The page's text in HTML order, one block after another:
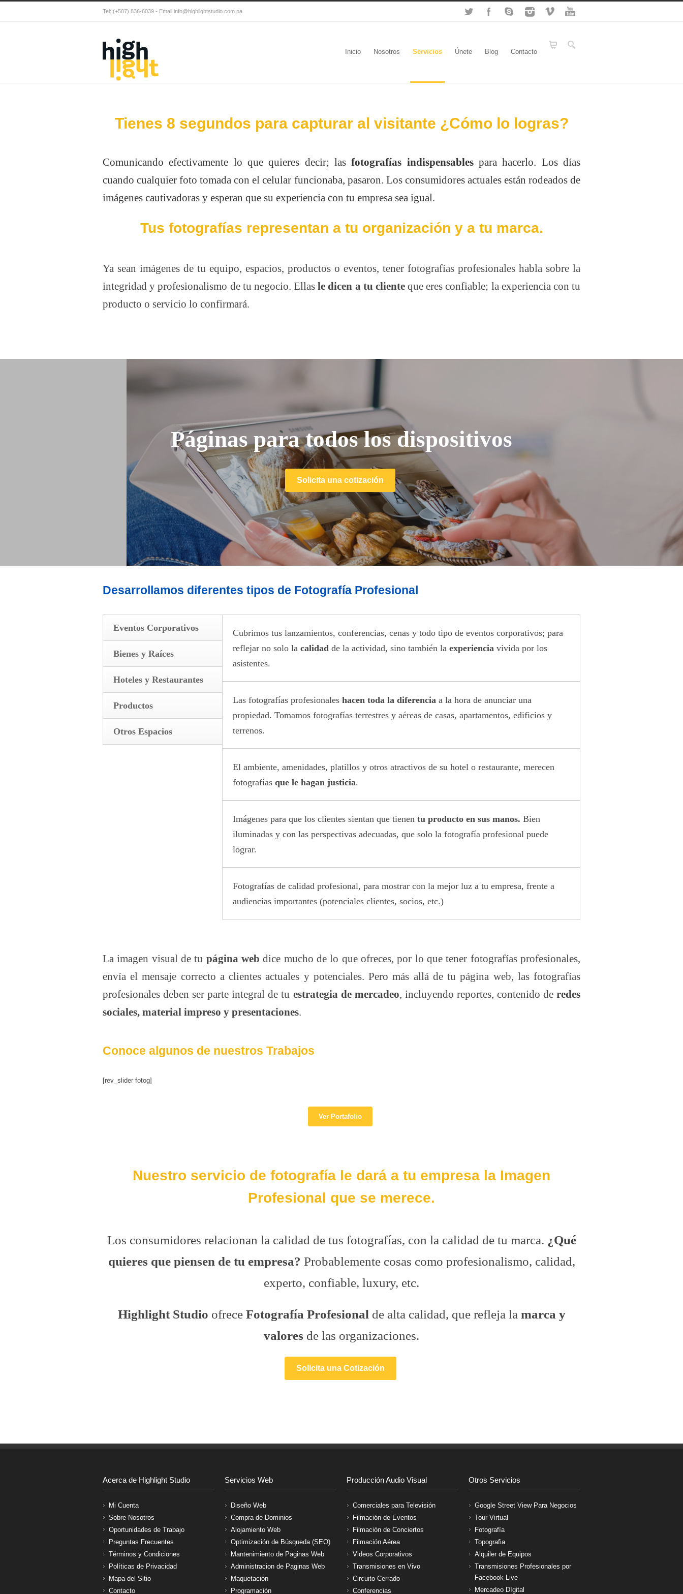
Tel: (+507) 836-6039 - Email info@highlightstudio.com.pa
Inicio Nosotros Servicios Únete Blog Contacto
Tienes 8 segundos para capturar al visitante ¿Cómo lo logras?
Comunicando efectivamente lo que quieres decir; lasfotografías indispensablespara hacerlo. Los días
cuando cualquier foto tomada con el celular funcionaba, pasaron. Los consumidores actuales están rodeados de
imágenes cautivadoras y esperan que su experiencia con tu empresa sea igual.
Tus fotografías representan a tu organización y a tu marca.
Ya sean imágenes de tu equipo, espacios, productos o eventos, tener fotografías profesionales habla sobre la
integridad y profesionalismo de tu negocio. Ellasle dicen a tu clienteque eres confiable; la experiencia con tu
producto o servicio lo confirmará.
Páginas para todos los dispositivos
Solicita una cotización
Desarrollamos diferentes tipos de Fotografía Profesional
Eventos Corporativos
Bienes y Raíces
Hoteles y Restaurantes
Productos
Otros Espacios
Cubrimos tus lanzamientos, conferencias, cenas y todo tipo de eventos corporativos; para
reflejar no solo la calidad de la actividad, sino también la experiencia vivida por los
asistentes.
Las fotografías profesionales hacen toda la diferencia a la hora de anunciar una
propiedad. Tomamos fotografías terrestres y aéreas de casas, apartamentos, edificios y
terrenos.
El ambiente, amenidades, platillos y otros atractivos de su hotel o restaurante, merecen
fotografías que le hagan justicia.
Imágenes para que los clientes sientan que tienen tu producto en sus manos. Bien
iluminadas y con las perspectivas adecuadas, que solo la fotografía profesional puede
lograr.
Fotografías de calidad profesional, para mostrar con la mejor luz a tu empresa, frente a
audiencias importantes (potenciales clientes, socios, etc.)
La imagen visual de tu página web dice mucho de lo que ofreces, por lo que tener fotografías profesionales,
envía el mensaje correcto a clientes actuales y potenciales. Pero más allá de tu página web, las fotografías
profesionales deben ser parte integral de tu estrategia de mercadeo, incluyendo reportes, contenido deredes
sociales, material impreso y presentaciones.
Conoce algunos de nuestros Trabajos
[rev_slider fotog]
Ver Portafolio
Nuestro servicio de fotografía le dará a tu empresa la Imagen
Profesional que se merece.
Los consumidores relacionan la calidad de tus fotografías, con la calidad de tu marca. ¿Qué
quieres que piensen de tu empresa? Probablemente cosas como profesionalismo, calidad,
experto, confiable, luxury, etc.
Highlight Studio ofrece Fotografía Profesional de alta calidad, que refleja la marca y
valores de las organizaciones.
Solicita una Cotización
Acerca de Highlight Studio
Mi Cuenta
Sobre Nosotros
Oportunidades de Trabajo
Preguntas Frecuentes
Términos y Condiciones
Políticas de Privacidad
Mapa del Sitio
Contacto
Servicios Web
Diseño Web
Compra de Dominios
Alojamiento Web
Optimización de Búsqueda (SEO)
Mantenimiento de Paginas Web
Administracion de Paginas Web
Maquetación
Programación
Producción Audio Visual
Comerciales para Televisión
Filmación de Eventos
Filmación de Conciertos
Filmación Aérea
Videos Corporativos
Transmisiones en Vivo
Circuito Cerrado
Conferencias
Otros Servicios
Google Street View Para Negocios
Tour Virtual
Fotografía
Topografia
Alquiler de Equipos
Transmisiones Profesionales por
Facebook Live
Mercadeo DIgital